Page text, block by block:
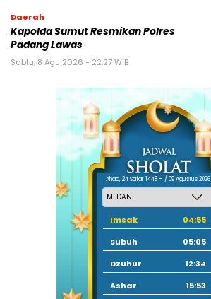
Daerah
Kapolda Sumut Resmikan Polres
Padang Lawas
Sabtu, 8 Agu 2026 - 22:27 WIB
Ahad, 24 Safar 1448 H / 09 Agustus 2026
Imsak
04:55
Subuh
05:05
Dzuhur
12:34
Ashar
15:53